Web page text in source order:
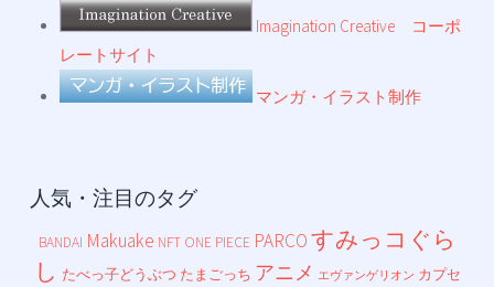
Imagination Creative コーポ
レートサイト
マンガ・イラスト制作
人気・注目のタグ
BANDAI Makuake NFT ONE PIECE PARCOすみっコぐら
し たべっ子どうぶつ たまごっち アニメ エヴァンゲリオン カプセ